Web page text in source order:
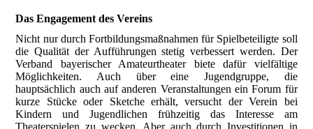
Das Engagement des Vereins
Nicht nur durch Fortbildungsmaßnahmen für Spielbeteiligte soll
die Qualität der Aufführungen stetig verbessert werden. Der
Verband bayerischer Amateurtheater biete dafür vielfältige
Möglichkeiten. Auch über eine Jugendgruppe, die
hauptsächlich auch auf anderen Veranstaltungen ein Forum für
kurze Stücke oder Sketche erhält, versucht der Verein bei
Kindern und Jugendlichen frühzeitig das Interesse am